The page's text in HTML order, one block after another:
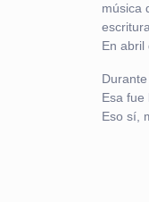
música
En abril
Esa fue
Eso sí,